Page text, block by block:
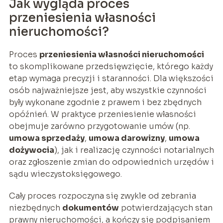
Jak wygląda proces
przeniesienia własności
nieruchomości?
Proces przeniesienia własności nieruchomości
to skomplikowane przedsięwzięcie, którego każdy
etap wymaga precyzji i staranności. Dla większości
osób najważniejsze jest, aby wszystkie czynności
były wykonane zgodnie z prawem i bez zbędnych
opóźnień. W praktyce przeniesienie własności
obejmuje zarówno przygotowanie umów (np.
umowa sprzedaży, umowa darowizny, umowa
dożywocia), jak i realizację czynności notarialnych
oraz zgłoszenie zmian do odpowiednich urzędów i
sądu wieczystoksięgowego.
Cały proces rozpoczyna się zwykle od zebrania
niezbędnych dokumentówpotwierdzających stan
prawny nieruchomości, a kończy się podpisaniem